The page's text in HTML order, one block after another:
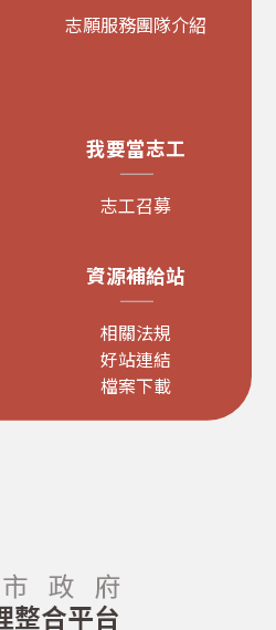
志願服務團隊介紹
我要當志工
志工召募
資源補給站
相關法規
好站連結
檔案下載